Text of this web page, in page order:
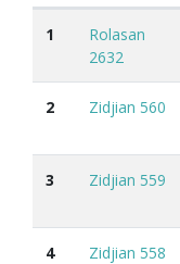
1
Rolasan
2632
2 Zidjian 560
3 Zidjian 559
4 Zidjian 558